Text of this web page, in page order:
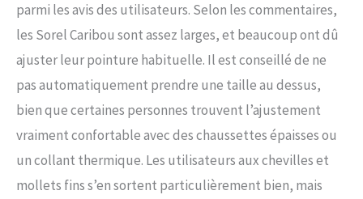
parmi les avis des utilisateurs. Selon les commentaires,
les Sorel Caribou sont assez larges, et beaucoup ont dû
ajuster leur pointure habituelle. Il est conseillé de ne
pas automatiquement prendre une taille au dessus,
bien que certaines personnes trouvent l’ajustement
vraiment confortable avec des chaussettes épaisses ou
un collant thermique. Les utilisateurs aux chevilles et
mollets fins s’en sortent particulièrement bien, mais